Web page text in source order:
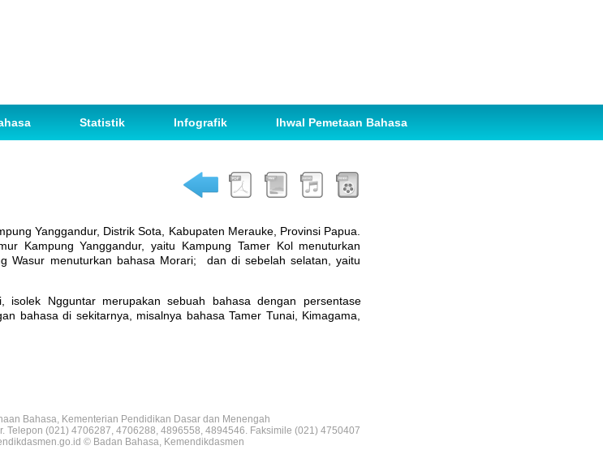
Statistik Infografik Ihwal Pemetaan Bahasa
Yanggandur, Distrik Sota, Kabupaten Merauke, Provinsi Papua.
Kampung Yanggandur, yaitu Kampung Tamer Kol menuturkan
Wasur menuturkan bahasa Morari; dan di sebelah selatan, yaitu
isolek Ngguntar merupakan sebuah bahasa dengan persentase
bahasa di sekitarnya, misalnya bahasa Tamer Tunai, Kimagama,
Bahasa, Kementerian Pendidikan Dasar dan Menengah
Telepon (021) 4706287, 4706288, 4896558, 4894546. Faksimile (021) 4750407
© Badan Bahasa, Kemendikdasmen